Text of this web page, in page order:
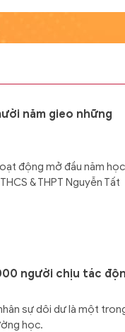
07/2024 13:19
báo cáo ở nhiều quốc
năm gieo những
động mở đầu năm học
& THPT Nguyễn Tất
người chịu tác
sự dôi dư là một
học.